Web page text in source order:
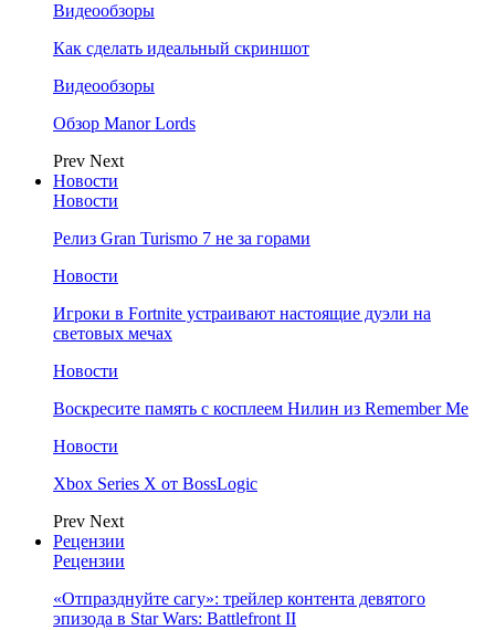
Видеообзоры
Как сделать идеальный скриншот
Видеообзоры
Обзор Manor Lords
Prev Next
Новости
Новости
Релиз Gran Turismo 7 не за горами
Новости
Игроки в Fortnite устраивают настоящие дуэли на
световых мечах
Новости
Воскресите память с косплеем Нилин из Remember Me
Новости
Xbox Series X от BossLogic
Prev Next
Рецензии
Рецензии
«Отпразднуйте сагу»: трейлер контента девятого
эпизода в Star Wars: Battlefront II